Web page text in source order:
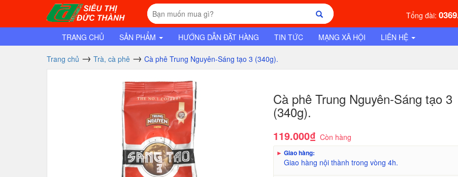
Tổng đài:
TRANG CHỦ SẢN PHẨM HƯỚNG DẪN ĐẶT HÀNG TIN TỨC MẠNG XÃ HỘI LIÊN HỆ
Trang chủ Trà, cà phê Cà phê Trung Nguyên-Sáng tạo 3 (340g).
Cà phê Trung Nguyên-Sáng tạo 3
(340g).
119.000₫ Còn hàng
► Giao hàng:
Giao hàng nội thành trong vòng 4h.